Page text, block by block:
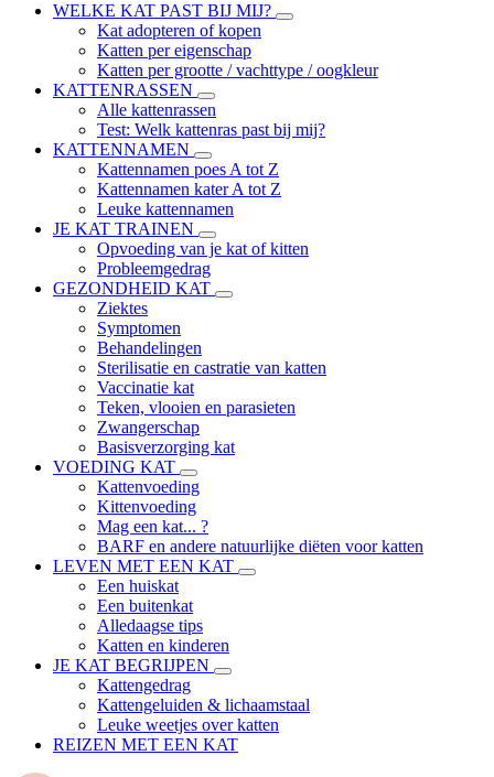
WELKE KAT PAST BIJ MIJ?
Kat adopteren of kopen
Katten per eigenschap
Katten per grootte / vachttype / oogkleur
KATTENRASSEN
Alle kattenrassen
Test: Welk kattenras past bij mij?
KATTENNAMEN
Kattennamen poes A tot Z
Kattennamen kater A tot Z
Leuke kattennamen
JE KAT TRAINEN
Opvoeding van je kat of kitten
Probleemgedrag
GEZONDHEID KAT
Ziektes
Symptomen
Behandelingen
Sterilisatie en castratie van katten
Vaccinatie kat
Teken, vlooien en parasieten
Zwangerschap
Basisverzorging kat
VOEDING KAT
Kattenvoeding
Kittenvoeding
Mag een kat... ?
BARF en andere natuurlijke diëten voor katten
LEVEN MET EEN KAT
Een huiskat
Een buitenkat
Alledaagse tips
Katten en kinderen
JE KAT BEGRIJPEN
Kattengedrag
Kattengeluiden & lichaamstaal
Leuke weetjes over katten
REIZEN MET EEN KAT